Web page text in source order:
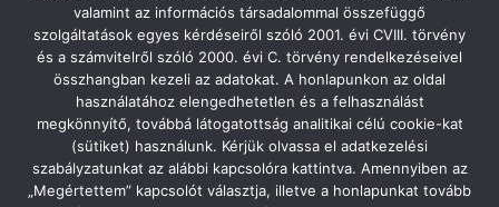
ACSI – CAMPING.INFO
valamint az információs társadalommal összefüggő
szolgáltatások egyes kérdéseiről szóló 2001. évi CVIII. törvény
és a számvitelről szóló 2000. évi C. törvény rendelkezéseivel
összhangban kezeli az adatokat. A honlapunkon az oldal
használatához elengedhetetlen és a felhasználást
megkönnyítő, továbbá látogatottság analitikai célú cookie-kat
(sütiket) használunk. Kérjük olvassa el adatkezelési
szabályzatunkat az alábbi kapcsolóra kattintva. Amennyiben az
„Megértettem” kapcsolót választja, illetve a honlapunkat tovább